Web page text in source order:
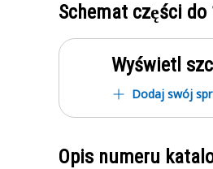
Schemat części do
Wyświetl
Dodaj swój
Opis numeru